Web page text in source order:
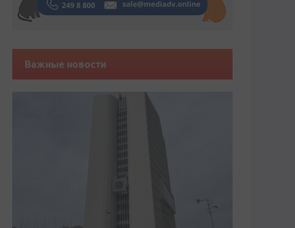
Важные новости